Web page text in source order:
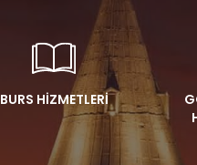
BURS HİZMETLERİ